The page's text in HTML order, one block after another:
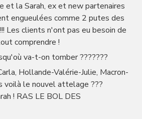
et la Sarah, ex et new partenaires
engueulées comme 2 putes des
Les clients n'ont pas eu besoin de
comprendre !
va-t-on tomber ???????
Hollande-Valérie-Julie, Macron-
voilà le nouvel attelage ???
! RAS LE BOL DES